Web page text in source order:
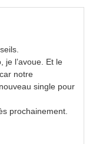
je l’avoue. Et le
notre
single pour
prochainement.